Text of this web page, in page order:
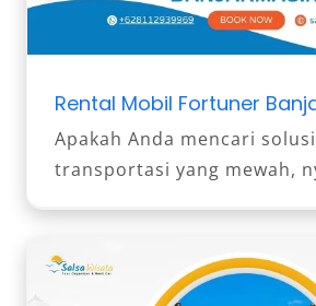
Rental Mobil Fortuner
Apakah Anda mencari solusi
transportasi yang mewah,